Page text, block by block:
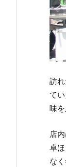
訪
て
味
店
卓
な